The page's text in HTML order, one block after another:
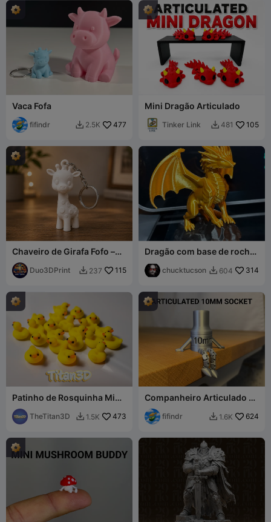
Vaca Fofa
fifindr  2.5K 477
Mini Dragão Articulado
Tinker Link  481 105
Chaveiro de Girafa Fofo –
Chaveiro de Animal Kawaii
Modelo de Impressão 3D
Duo3DPrint  237 115
Dragão com base de rocha
chucktucson  604 314
Patinho de Rosquinha Mini
(Micro Patinhos!)
TheTitan3D  1.5K 473
Companheiro Articulado de
Soquete de 10mm
fifindr  1.6K 624